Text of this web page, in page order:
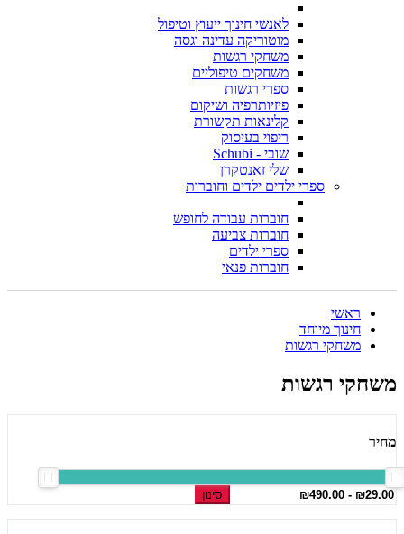
לאנשי חינוך ייעוץ וטיפול
מוטוריקה עדינה וגסה
משחקי רגשות
משחקים טיפוליים
ספרי רגשות
פיזיותרפיה ושיקום
קלינאות תקשורת
ריפוי בעיסוק
שובי - Schubi
שלי זאנטקרן
ספרי ילדים ילדים וחוברות
חוברות עבודה לחופש
חוברות צביעה
ספרי ילדים
חוברות פנאי
ראשי
חינוך מיוחד
משחקי רגשות
משחקי רגשות
מחיר
סינון